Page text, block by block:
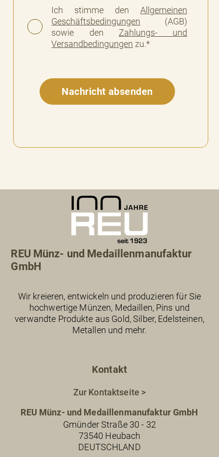
Ich stimme den Allgemeinen
Geschäftsbedingungen (AGB)
sowie den Zahlungs- und
Versandbedingungen zu.*
REU Münz- und Medaillenmanufaktur
GmbH
Wir kreieren, entwickeln und produzieren für Sie
hochwertige Münzen, Medaillen, Pins und
verwandte Produkte aus Gold, Silber, Edelsteinen,
Metallen und mehr.
Kontakt
Zur Kontaktseite >
REU Münz- und Medaillenmanufaktur GmbH
Gmünder Straße 30 - 32
73540 Heubach
DEUTSCHLAND